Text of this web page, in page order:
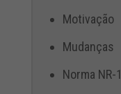
Motivação
Mudanças
Norma NR-1